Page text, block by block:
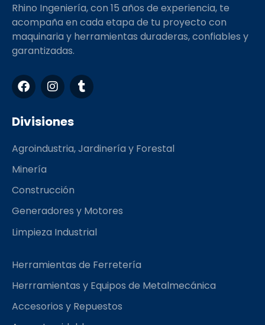
Rhino Ingeniería, con 15 años de experiencia, te
acompaña en cada etapa de tu proyecto con
maquinaria y herramientas duraderas, confiables y
garantizadas.
F
a
c
e
b
o
k
I
n
s
t
a
r
T
u
m
Divisiones
Agroindustria, Jardinería y Forestal
Minería
Construcción
Generadores y Motores
Limpieza Industrial
Herramientas de Ferretería
Herrramientas y Equipos de Metalmecánica
Accesorios y Repuestos